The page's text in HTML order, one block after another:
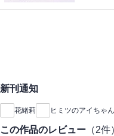
新刊通知
花緒莉 ヒミツのアイちゃん
この作品のレビュー （2件